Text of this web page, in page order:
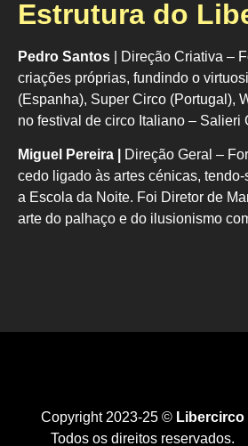
Estrutura do
Pedro Santos | Direção Criativa –
criações próprias, fundindo o
(Espanha), Super Circo (Portugal),
no festival de circo Italiano – Salieri
Miguel Pereira | Direção Geral –
cedo ligado às artes cénicas,
a Escola da Noite. Foi Diretor de
arte do palhaço e do ilusionismo
Copyright 2023-25 © Libercirco
Todos os direitos reservados.